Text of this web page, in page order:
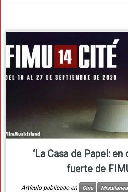
‘La Casa de Papel:
fuerte de
Artículo publicado en Cine